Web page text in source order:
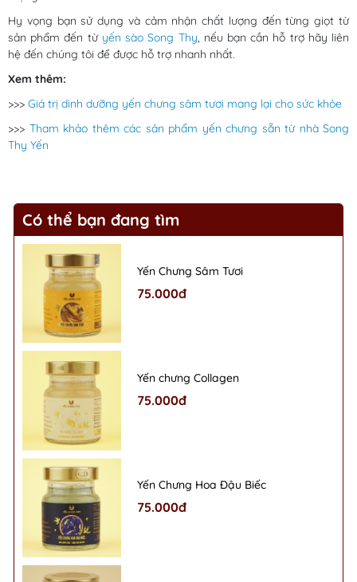
Hy vọng bạn sử dụng và cảm nhận chất lượng đến từng giọt từ
sản phẩm đến từ yến sào Song Thy, nếu bạn cần hỗ trợ hãy liên
hệ đến chúng tôi để được hỗ trợ nhanh nhất.
Xem thêm:
>>> Giá trị dinh dưỡng yến chưng sâm tươi mang lại cho sức khỏe
>>> Tham khảo thêm các sản phẩm yến chưng sẵn từ nhà Song
Thy Yến
Có thể bạn đang tìm
Yến Chưng Sâm Tươi
75.000đ
Yến chưng Collagen
75.000đ
Yến Chưng Hoa Đậu Biếc
75.000đ